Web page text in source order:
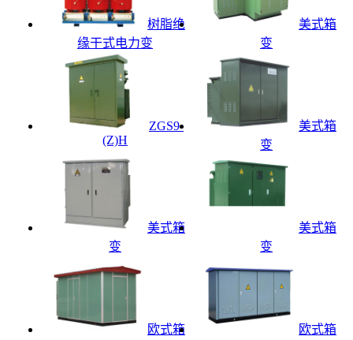
树脂绝
缘干式电力变
美式箱
变
ZGS9-
(Z)H
美式箱
变
美式箱
变
美式箱
变
欧式箱
欧式箱